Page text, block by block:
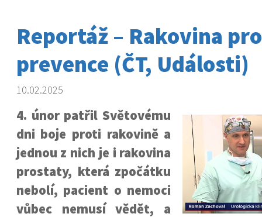
Reportáž – Rakovina
prevence (ČT, Události)
10.02.2025
4. únor patřil Světovému
dni boje proti rakovině a
jednou z nich je i rakovina
prostaty, která zpočátku
nebolí, pacient o nemoci
vůbec nemusí vědět, a